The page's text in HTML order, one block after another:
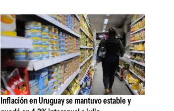
Inflación en Uruguay se mantuvo estable y